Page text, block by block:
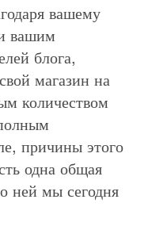
вашему
вашим
блога,
магазин на
количеством
причины этого
одна общая
ней мы сегодня